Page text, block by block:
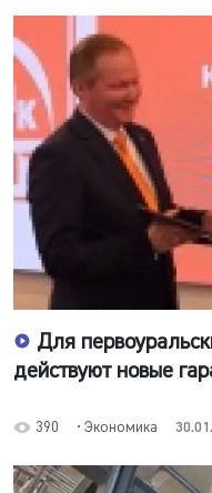
Для
действуют новые
390 • Экономика